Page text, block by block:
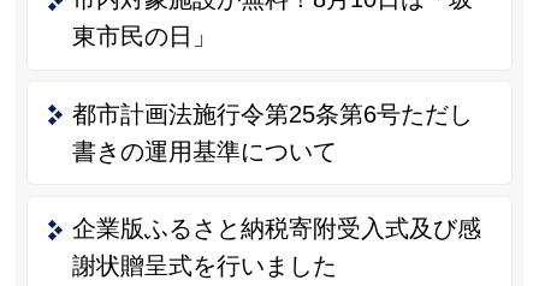
東市民の日」
都市計画法施行令第25条第6号ただし
書きの運用基準について
企業版ふるさと納税寄附受入式及び感
謝状贈呈式を行いました